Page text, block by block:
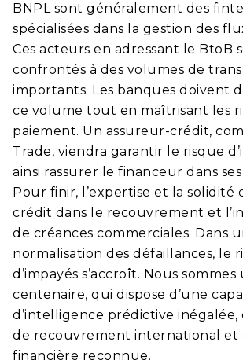
BNPL sont généralement des
spécialisées dans la gestion des
Ces acteurs en adressant le BtoB
confrontés à des volumes de
importants. Les banques doivent
ce volume tout en maîtrisant les
paiement. Un assureur-crédit,
Trade, viendra garantir le risque
ainsi rassurer le financeur dans
Pour finir, l’expertise et la solidité
crédit dans le recouvrement et
de créances commerciales. Dans
normalisation des défaillances, le
d’impayés s’accroît. Nous
centenaire, qui dispose d’une
d’intelligence prédictive inégalée,
de recouvrement international et
financière reconnue.